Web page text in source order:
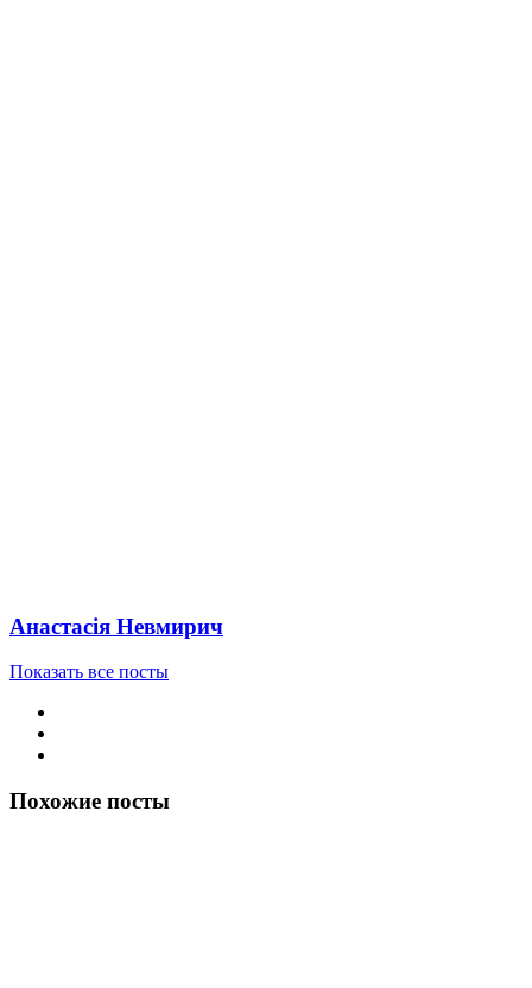
Анастасія Невмирич
Показать все посты
Похожие посты